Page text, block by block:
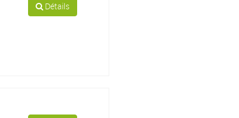
Détails